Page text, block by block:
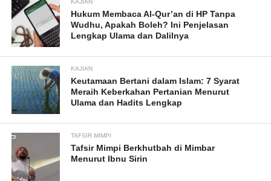
KAJIAN
Hukum Membaca Al-Qur’an di HP Tanpa
Wudhu, Apakah Boleh? Ini Penjelasan
Lengkap Ulama dan Dalilnya
KAJIAN
Keutamaan Bertani dalam Islam: 7 Syarat
Meraih Keberkahan Pertanian Menurut
Ulama dan Hadits Lengkap
TAFSIR MIMPI
Tafsir Mimpi Berkhutbah di Mimbar
Menurut Ibnu Sirin